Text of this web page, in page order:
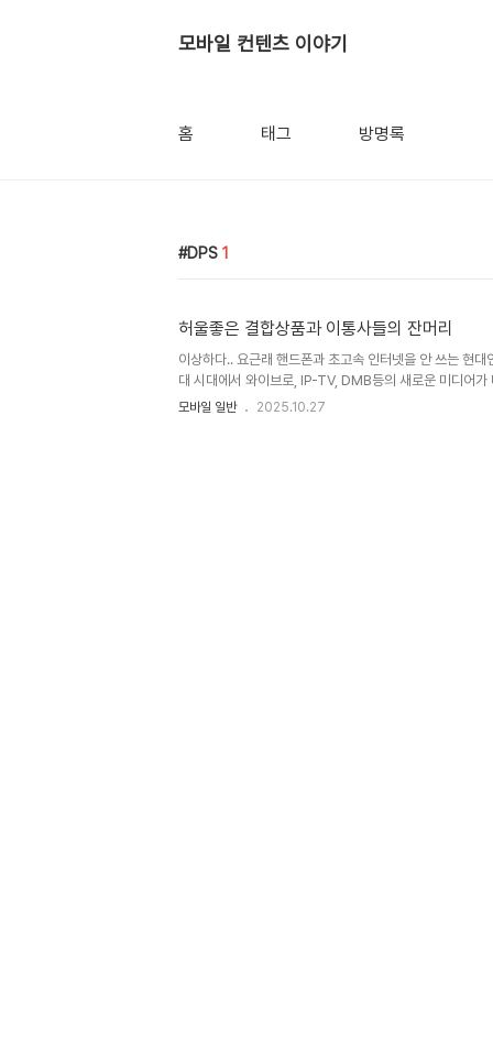
모바일 컨텐츠 이야기
홈 태그 방명록
DPS 1
허울좋은 결합상품과 이통사들의 잔머리
이상하다.. 요근래 핸드폰과 초고속 인터넷을 안 쓰는 현대
대 시대에서 와이브로, IP-TV, DMB등의 새로운 미디어가
에 이러한 새로운 Media를 기존 Media와 결합하여 판매
품들이 있을까? 결합상품 네이버 카페에 나와있는 자료를
모바일 일반 2025.10.27